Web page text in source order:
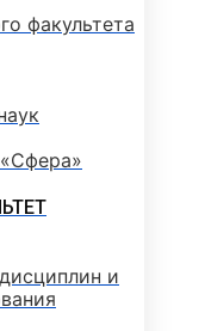
факультета
и